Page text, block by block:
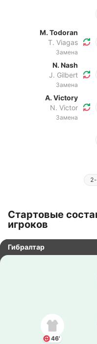
M. Todoran
T. Viagas
Замена
N. Nash
J. Gilbert
Замена
A. Victory
N. Victor
Замена
Стартовые
игроков
Гибралтар
46'